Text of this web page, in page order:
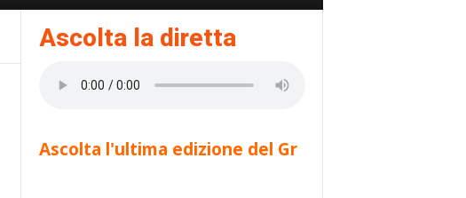
Ascolta la diretta
Ascolta l'ultima edizione del Gr